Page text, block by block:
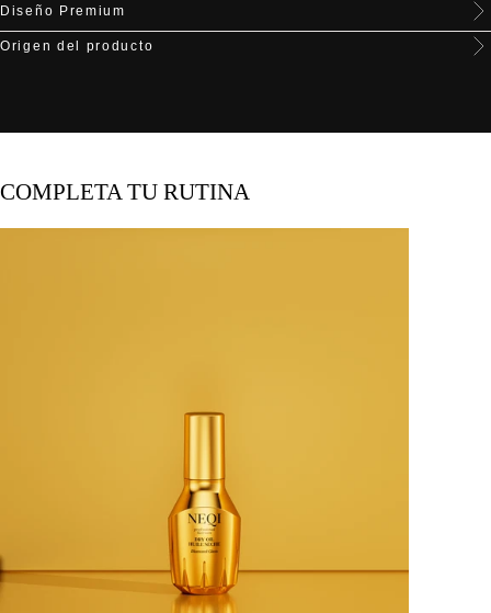
Diseño Premium
Origen del producto
COMPLETA TU RUTINA